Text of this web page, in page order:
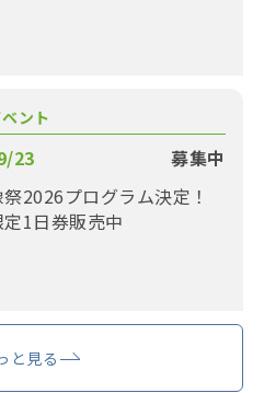
ント
23
募集中
2026プログラム決定！
1日券販売中
と見る